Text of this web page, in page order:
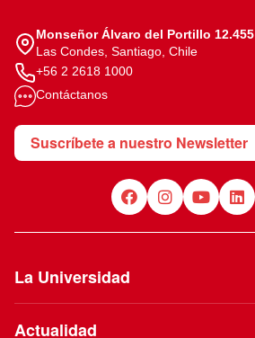
Monseñor Álvaro del Portillo 12.455
Las Condes, Santiago, Chile
+56 2 2618 1000
Contáctanos
Suscríbete a nuestro Newsletter
La Universidad
Actualidad